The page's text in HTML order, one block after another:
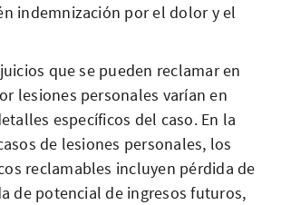
indemnización por el dolor y el
que se pueden reclamar en
lesiones personales varían en
específicos del caso. En la
de lesiones personales, los
reclamables incluyen pérdida de
de potencial de ingresos futuros,